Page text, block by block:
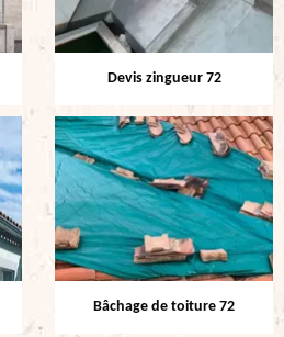
Devis zingueur 72
Bâchage de toiture 72